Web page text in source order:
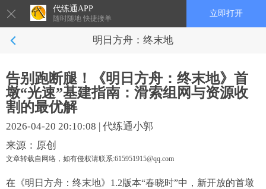
代练通APP
随时随地 快捷接单
立即打开
明日方舟：终末地
告别跑断腿！《明日方舟：终末地》首
墩“光速”基建指南：滑索组网与资源收
割的最优解
2026-04-20 20:10:08 | 代练通小郭
来源：原创
文章转载自网络，如有侵权请联系:615951915@qq.com
在《明日方舟：终末地》1.2版本“春晓时”中，新开放的首墩